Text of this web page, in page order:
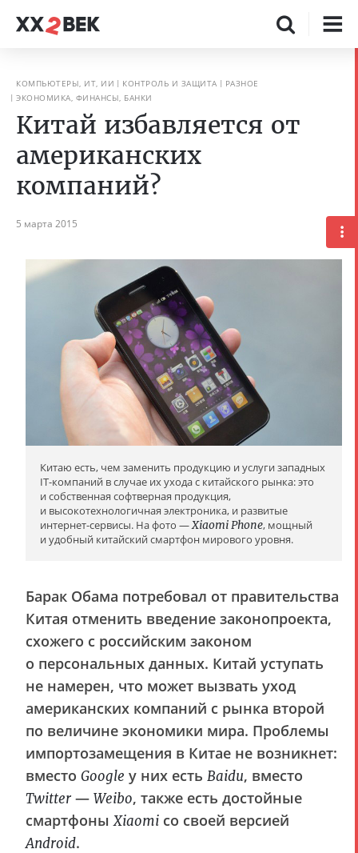
КОМПЬЮТЕРЫ, ИТ, ИИ КОНТРОЛЬ И ЗАЩИТА
РАЗНОЕ
ЭКОНОМИКА, ФИНАНСЫ, БАНКИ
Китай избавляется от
американских
компаний?
5 марта 2015
Китаю есть, чем заменить продукцию и услуги западных
IT-компаний в случае их ухода с китайского рынка: это
и собственная софтверная продукция,
и высокотехнологичная электроника, и развитые
интернет-сервисы. На фото —Xiaomi Phone, мощный
и удобный китайский смартфон мирового уровня.
Барак Обама потребовал от правительства
Китая отменить введение законопроекта,
схожего с российским законом
о персональных данных. Китай уступать
не намерен, что может вызвать уход
американских компаний с рынка второй
по величине экономики мира. Проблемы
импортозамещения в Китае не возникнет:
вместо Google у них есть Baidu, вместо
Twitter — Weibo, также есть достойные
смартфоныXiaomi со своей версией
Android.